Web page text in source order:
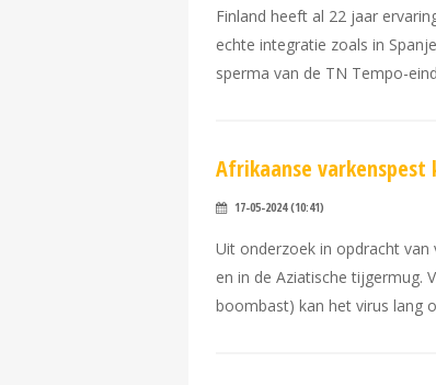
Finland heeft al 22 jaar
echte integratie zoals in
sperma van de TN Tempo-
Afrikaanse
17-05-2024 (10:41)
Uit onderzoek in opdracht van
en in de Aziatische tijgermug.
boombast) kan het virus lang